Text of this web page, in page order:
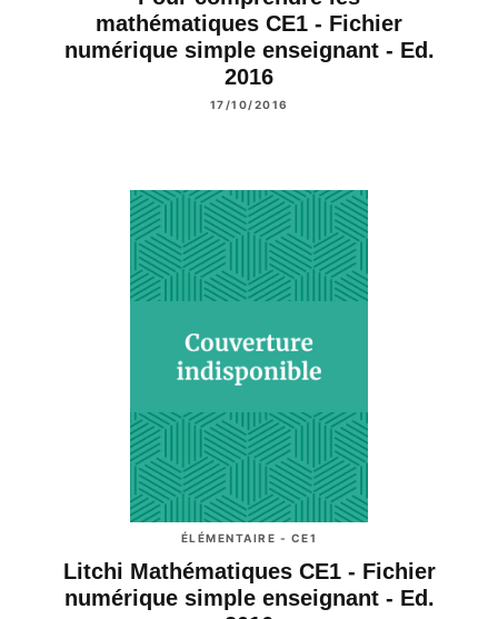
mathématiques CE1 - Fichier
numérique simple enseignant - Ed.
2016
17/10/2016
ÉLÉMENTAIRE - CE1
Litchi Mathématiques CE1 - Fichier
numérique simple enseignant - Ed.